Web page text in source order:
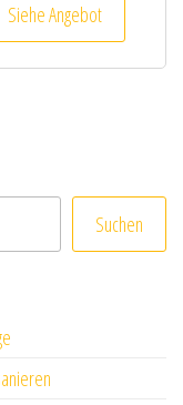
Siehe Angebot
Suchen